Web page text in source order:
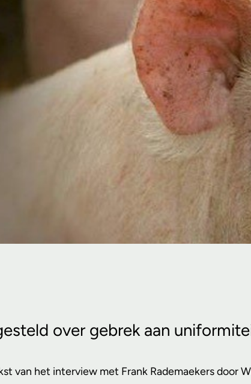
over gebrek aan
van het interview met Frank Rademaekers door